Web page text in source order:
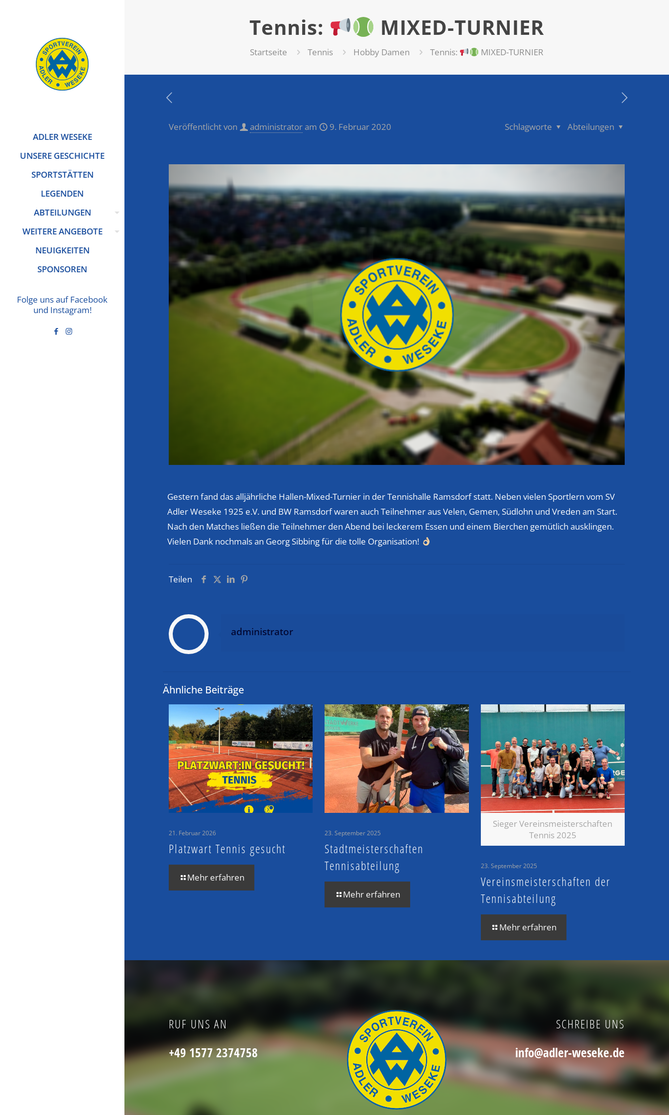
ADLER WESEKE
UNSERE GESCHICHTE
SPORTSTÄTTEN
LEGENDEN
ABTEILUNGEN
WEITERE ANGEBOTE
NEUIGKEITEN
SPONSOREN
Folge uns auf Facebook
und Instagram!
Tennis: MIXED-TURNIER
Startseite Tennis Hobby Damen Tennis: MIXED-TURNIER
Veröffentlicht von administratoram 9. Februar 2020 Abteilungen
Schlagworte
Gestern fand das alljährliche Hallen-Mixed-Turnier in der Tennishalle Ramsdorf statt. Neben vielen Sportlern vom SV
Adler Weseke 1925 e.V. und BW Ramsdorf waren auch Teilnehmer aus Velen, Gemen, Südlohn und Vreden am Start.
Nach den Matches ließen die Teilnehmer den Abend bei leckerem Essen und einem Bierchen gemütlich ausklingen.
Vielen Dank nochmals an Georg Sibbing für die tolle Organisation!
Teilen
administrator
Ähnliche Beiträge
21. Februar 2026
Platzwart Tennis gesucht
Mehr erfahren
23. September 2025
Stadtmeisterschaften
Tennisabteilung
Mehr erfahren
Sieger Vereinsmeisterschaften
Tennis 2025
23. September 2025
Vereinsmeisterschaften der
Tennisabteilung
Mehr erfahren
RUF UNS AN
+49 1577 2374758
SCHREIBE UNS
info@adler-weseke.de